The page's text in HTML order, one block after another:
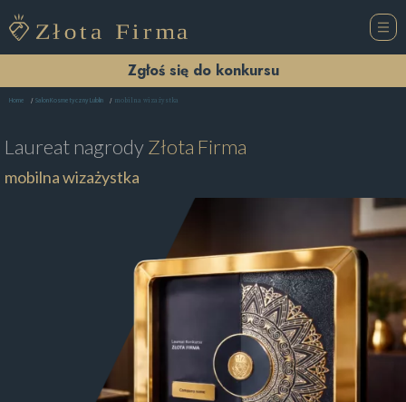
Zgłoś się do konkursu
Home Salon Kosmetyczny Lublin mobilna wizażystka
Laureat nagrodyZłota Firma
mobilna wizażystka